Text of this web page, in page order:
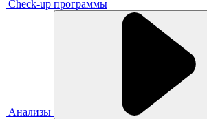
Check-up программы
Анализы